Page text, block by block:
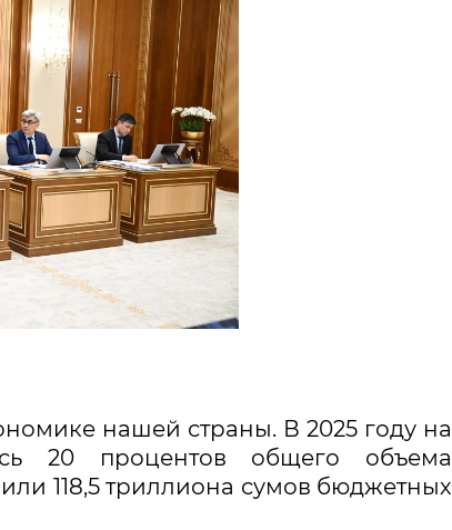
нашей страны. В 2025 году на
20 процентов общего объема
118,5 триллиона сумов бюджетных